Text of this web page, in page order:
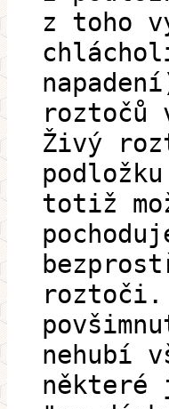
z toho
roztočů
Živý
totiž
nehubí
některé